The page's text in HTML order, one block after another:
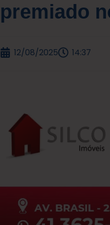
premiado
12/08/2025 14:37